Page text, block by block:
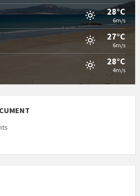
28°C
6m/s
27°C
6m/s
28°C
4m/s